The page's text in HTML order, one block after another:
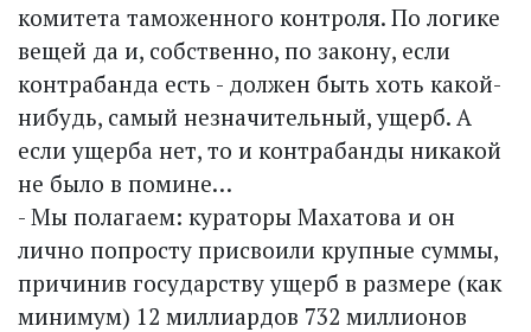
комитета таможенного контроля. По логике
вещей да и, собственно, по закону, если
контрабанда есть - должен быть хоть какой-
нибудь, самый незначительный, ущерб. А
если ущерба нет, то и контрабанды никакой
не было в помине…
- Мы полагаем: кураторы Махатова и он
лично попросту присвоили крупные суммы,
причинив государству ущерб в размере (как
минимум) 12 миллиардов 732 миллионов